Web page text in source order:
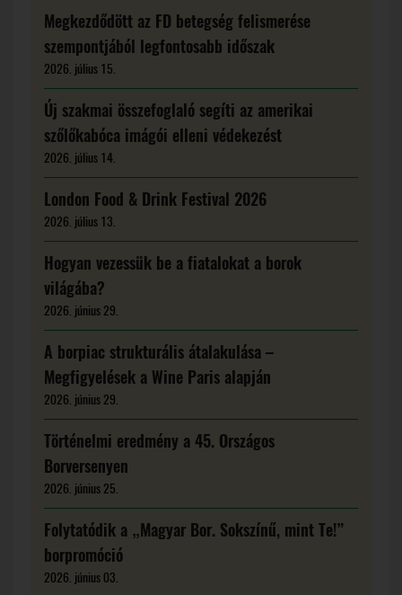
Megkezdődött az FD betegség felismerése
szempontjából legfontosabb időszak
2026. július 15.
Új szakmai összefoglaló segíti az amerikai
szőlőkabóca imágói elleni védekezést
2026. július 14.
London Food & Drink Festival 2026
2026. július 13.
Hogyan vezessük be a fiatalokat a borok
világába?
2026. június 29.
A borpiac strukturális átalakulása –
Megfigyelések a Wine Paris alapján
2026. június 29.
Történelmi eredmény a 45. Országos
Borversenyen
2026. június 25.
Folytatódik a „Magyar Bor. Sokszínű, mint Te!”
borpromóció
2026. június 03.